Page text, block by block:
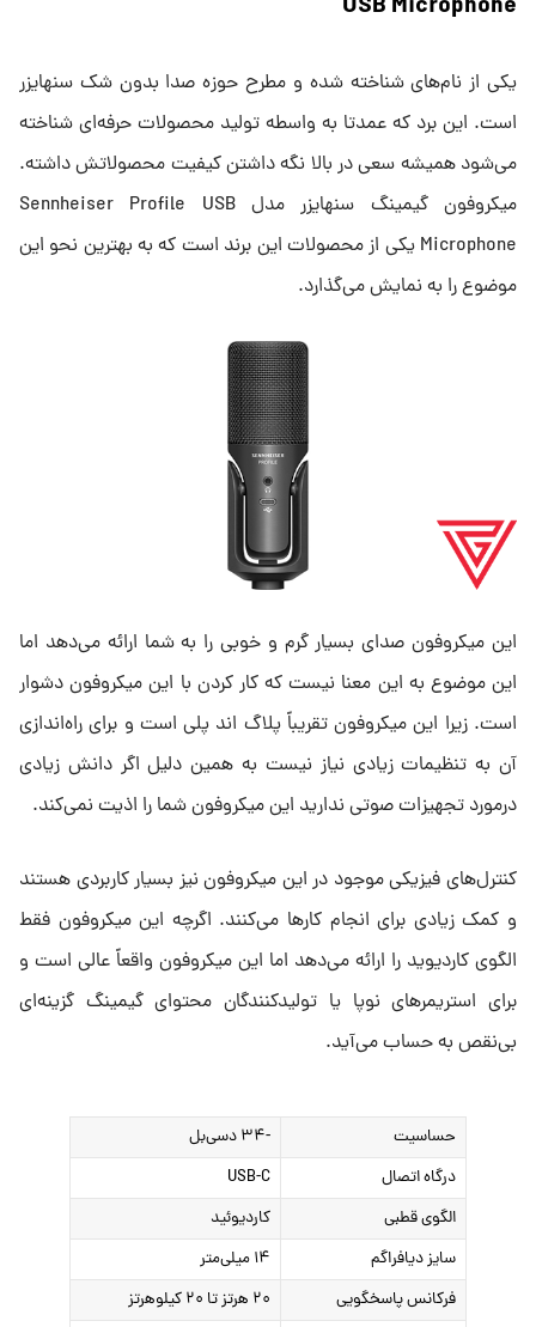
USB Microphone
یکی از نام‌های شناخته شده و مطرح حوزه صدا بدون شک سنهایزر
است. این برد که عمدتا به واسطه تولید محصولات حرفه‌ای شناخته
می‌شود همیشه سعی در بالا نگه داشتن کیفیت محصولاتش داشته.
میکروفون گیمینگ سنهایزر مدل Sennheiser Profile USB
Microphone یکی از محصولات این برند است که به بهترین نحو این
موضوع را به نمایش می‌گذارد.
این میکروفون صدای بسیار گرم و خوبی را به شما ارائه می‌دهد اما
این موضوع به این معنا نیست که کار کردن با این میکروفون دشوار
است. زیرا این میکروفون تقریباً پلاگ اند پلی است و برای راه‌اندازی
آن به تنظیمات زیادی نیاز نیست به همین دلیل اگر دانش زیادی
درمورد تجهیزات صوتی ندارید این میکروفون شما را اذیت نمی‌کند.
کنترل‌های فیزیکی موجود در این میکروفون نیز بسیار کاربردی هستند
و کمک زیادی برای انجام کارها می‌کنند. اگرچه این میکروفون فقط
الگوی کاردیوید را ارائه می‌دهد اما این میکروفون واقعاً عالی است و
برای استریمرهای نوپا یا تولیدکنندگان محتوای گیمینگ گزینه‌ای
بی‌نقص به حساب می‌آید.
حساسیت
-۳۴ دسی‌بل
درگاه اتصال
USB-C
الگوی قطبی
کاردیوئید
سایز دیافراگم
۱۴ میلی‌متر
فرکانس پاسخگویی
۲۰ هرتز تا ۲۰ کیلوهرتز